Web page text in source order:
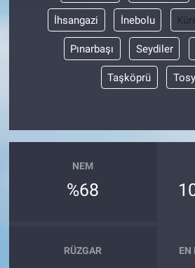
İhsangazi İnebolu
Pınarbaşı Seydiler
Taşköprü
NEM
%68
RÜZGAR EN